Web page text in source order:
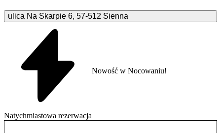
ulica Na Skarpie 6, 57-512 Sienna
Natychmiastowa rezerwacja
Nowość w Nocowaniu!